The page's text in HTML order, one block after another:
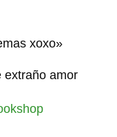
xoxo»
extraño amor